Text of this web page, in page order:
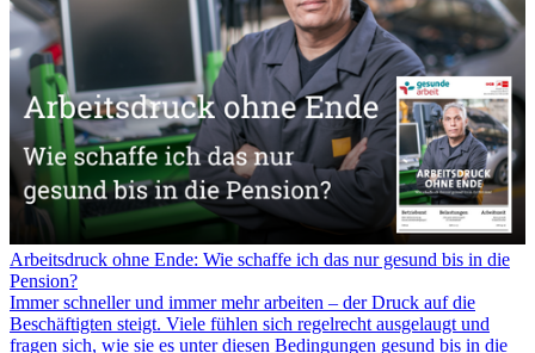
Arbeitsdruck ohne Ende: Wie schaffe ich das nur gesund bis in die
Pension?
Immer schneller und immer mehr arbeiten – der Druck auf die
Beschäftigten steigt. Viele fühlen sich regelrecht ausgelaugt und
fragen sich, wie sie es unter diesen Bedingungen gesund bis in die